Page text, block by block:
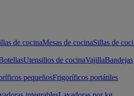
de cocinaMesas de cocinaSillas de
Utensilios de cocinaVajillaBandejas
pequeñosFrigoríficos portátiles